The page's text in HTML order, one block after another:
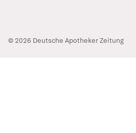
© 2026 Deutsche Apotheker Zeitung